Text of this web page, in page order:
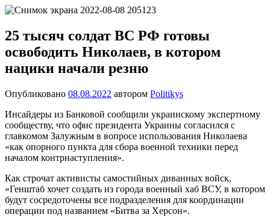
Перейти
содержимому
один
сайт
на
25 тысяч солдат ВС РФ готовы
освободить Николаев, в котором
нацики начали резню
Опубликовано 08.08.2022 автором Politikys
Инсайдеры из Банковой сообщили украинскому экспертному
сообществу, что офис президента Украины согласился с
главкомом Залужным в вопросе использования Николаева
«как опорного пункта для сбора военной техники перед
началом контрнаступления».
Как строчат активисты самостийных диванных войск,
«Генштаб хочет создать из города военный хаб ВСУ, в котором
будут сосредоточены все подразделения для координации
операции под названием «Битва за Херсон».